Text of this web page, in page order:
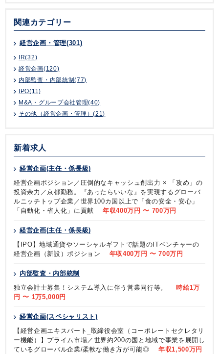
関連カテゴリー
経営企画・管理(301)
IR(32)
経営企画(120)
内部監査・内部統制(77)
IPO(11)
M&A・グループ会社管理(40)
その他（経営企画・管理）(21)
新着求人
経営企画(主任・係長級)
経営企画ポジション／圧倒的なキャッシュ創出力 × 「攻め」の
投資余力／京都勤務。『あったらいいな』を実現するグローバ
ルニッチトップ企業／世界100カ国以上で「食の安全・安心」
「自動化・省人化」に貢献
年収400万円 〜 700万円
経営企画(主任・係長級)
【IPO】地域通貨やソーシャルギフトで話題のITベンチャーの
経営企画（新設）ポジション
年収400万円 〜 700万円
内部監査・内部統制
独立会計士募集！システム導入に伴う営業同行等。
時給1万
円 〜 1万5,000円
経営企画(スペシャリスト)
【経営企画エキスパート_取締役会室（コーポレートセクレタリ
ー機能）】プライム市場／世界約200の国と地域で事業を展開し
ているグローバル企業/柔軟な働き方が可能◎
年収1,500万円